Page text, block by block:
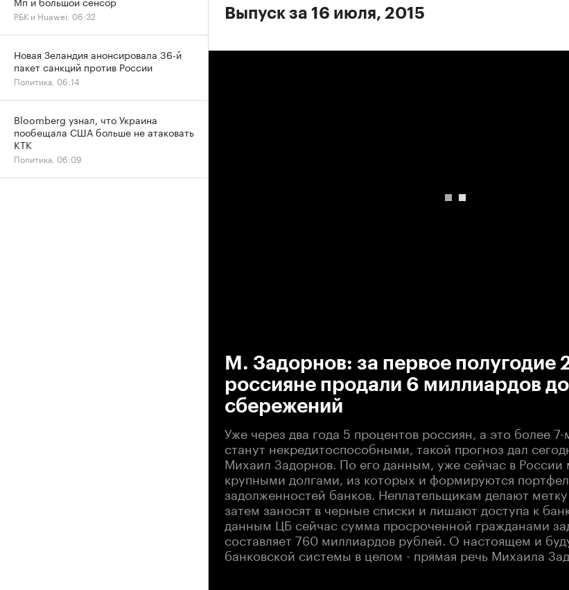
Выпуск за 16 июля, 2015
М. Задорнов: за первое полугодие
россияне продали 6 миллиардов
сбережений
Уже через два года 5 процентов россиян, а это более
станут некредитоспособными, такой прогноз дал
Михаил Задорнов. По его данным, уже сейчас в
крупными долгами, из которых и формируются
задолженностей банков. Неплательщикам делают
затем заносят в черные списки и лишают доступа к
данным ЦБ сейчас сумма просроченной гражданами
составляет 760 миллиардов рублей. О настоящем и
банковской системы в целом - прямая речь Михаила
РБК и Huawei, 06:32
Новая Зеландия анонсировала 36-й
пакет санкций против России
Политика, 06:14
Bloomberg узнал, что Украина
пообещала США больше не атаковать
КТК
Политика, 06:09